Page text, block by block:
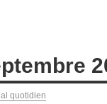
quotidien